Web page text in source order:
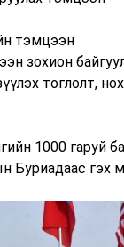
тэмцээн
зохион
тоглолт,
1000 гаруй
гэх